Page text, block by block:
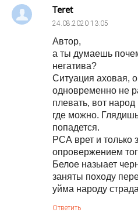
Teret
24.08.2020 13:05
Автор,
а ты думаешь
негатива?
Ситуация аховая,
одновременно не
плевать, вот
где можно.
попадется.
РСА врет и только
опровержением
Белое назыает
заняты походу
уйма народу
Ответить